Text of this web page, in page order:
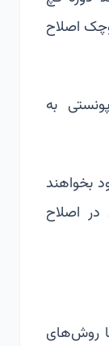
اصلاح
به
بخواهند
در اصلاح
روش‌های